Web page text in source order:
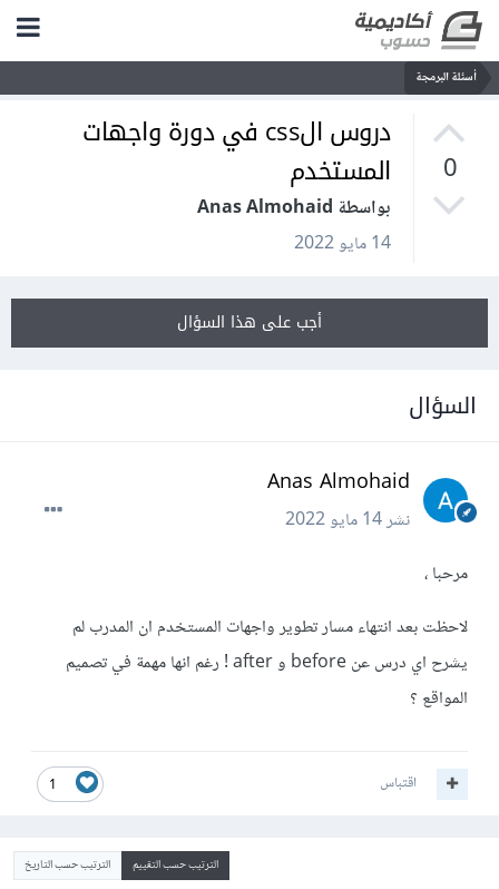
أسئلة البرمجة
0
دروس الcss في دورة واجهات
المستخدم
بواسطة Anas Almohaid
14 مايو 2022
أجب على هذا السؤال
السؤال
Anas Almohaid
نشر14 مايو 2022
مرحبا ،
لاحظت بعد انتهاء مسار تطوير واجهات المستخدم ان المدرب لم
يشرح اي درس عن before و after ! رغم انها مهمة في تصميم
المواقع ؟
1 اقتباس
الترتيب حسب التقييم الترتيب حسب التاريخ